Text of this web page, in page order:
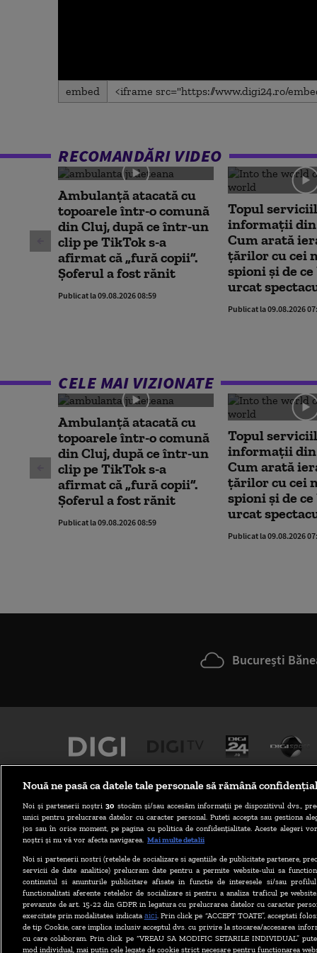
0
seconds
embed
RECOMANDĂRI VIDEO
Ambulanţă atacată cu
topoarele într-o comună
din Cluj, după ce într-un
clip pe TikTok s-a
afirmat că „fură copii”.
Șoferul a fost rănit
Publicat la 09.08.2026 08:59
Topul
informații din
Cum arată
țărilor cu cei
spioni și de
urcat
Publicat la 09.08.2026
CELE MAI VIZIONATE
Ambulanţă atacată cu
topoarele într-o comună
din Cluj, după ce într-un
clip pe TikTok s-a
afirmat că „fură copii”.
Șoferul a fost rănit
Publicat la 09.08.2026 08:59
Topul
informații din
Cum arată
țărilor cu cei
spioni și de
urcat
Publicat la 09.08.2026
București
ABONARE DIGI TV
Nouă ne pasă ca datele tale personale să rămână
Noi și partenerii noștri30 stocăm și/sau accesăm informații pe dispozitivul dvs.,
unici pentru prelucrarea datelor cu caracter personal. Puteți accepta sau gestiona
jos sau în orice moment, pe pagina cu politica de confidențialitate. Aceste alegeri
noștri și nu vă vor afecta navigarea. Mai multe detalii
Noi si partenerii nostri (retelele de socializare si agentiile de publicitate partenere,
servicii de date analitice) prelucram date pentru a permite website-ului sa
continutul si anunturile publicitare afisate in functie de interesele si/sau
functionalitati aferente retelelor de socializare si pentru a analiza traficul pe
prevazute de art. 15-22 din GDPR in legatura cu prelucrarea datelor cu caracter
exercitate prin modalitatea indicata aici. Prin click pe “ACCEPT TOATE”, acceptati
de tip Cookie, care implica inclusiv acceptul dvs. cu privire la stocarea/accesarea
cu care colaboram. Prin click pe “VREAU SA MODIFIC SETARILE INDIVIDUAL”
mod individual, mai putin cele legate de cookie strict necesare pentru functionarea